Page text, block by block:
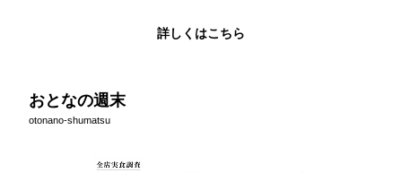
詳しくはこちら
おとなの週末
otonano-shumatsu